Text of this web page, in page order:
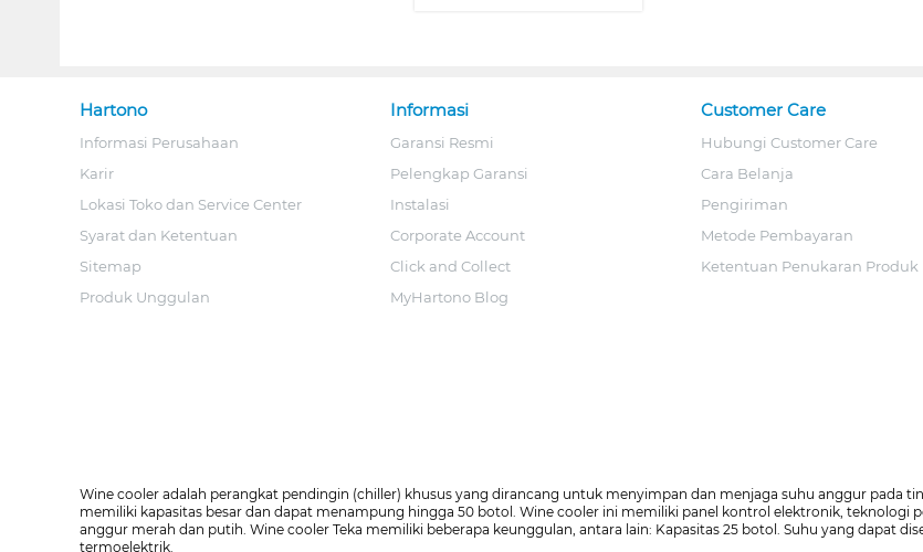
Hartono
Informasi Perusahaan
Karir
Lokasi Toko dan Service Center
Syarat dan Ketentuan
Sitemap
Produk Unggulan
Informasi
Garansi Resmi
Pelengkap Garansi
Instalasi
Corporate Account
Click and Collect
MyHartono Blog
Customer Care
Hubungi Customer Care
Cara Belanja
Pengiriman
Metode Pembayaran
Ketentuan Penukaran Produk
Wine cooler adalah perangkat pendingin (chiller) khusus yang dirancang untuk menyimpan dan menjaga suhu anggur pada
memiliki kapasitas besar dan dapat menampung hingga 50 botol. Wine cooler ini memiliki panel kontrol elektronik, teknologi
anggur merah dan putih. Wine cooler Teka memiliki beberapa keunggulan, antara lain: Kapasitas 25 botol. Suhu yang dapat
termoelektrik.